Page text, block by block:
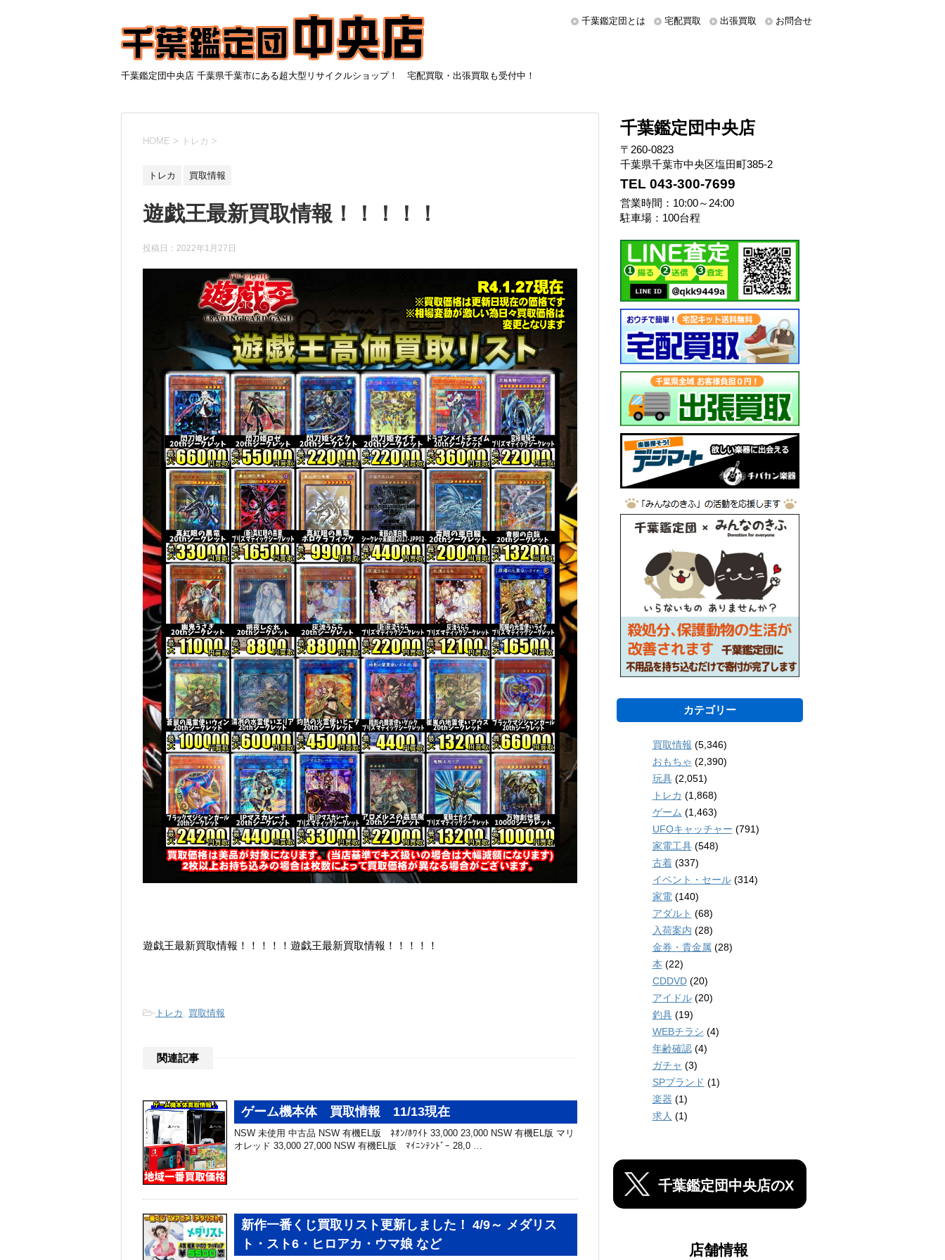
千葉鑑定団中央店 千葉県千葉市にある超大型リサイクルショップ！ 宅配買取・出張買取も受付中！
千葉鑑定団とは 宅配買取 出張買取 お問合せ
HOME > トレカ >
トレカ 買取情報
遊戯王最新買取情報！！！！！
投稿日： 2022年1月27日
遊戯王最新買取情報！！！！！遊戯王最新買取情報！！！！！
- トレカ 買取情報
関連記事
ゲーム機本体 買取情報 11/13現在
NSW 未使用 中古品 NSW 有機EL版 ﾈｵﾝ/ﾎﾜｲﾄ 33,000 23,000 NSW 有機EL版 マリ
オレッド 33,000 27,000 NSW 有機EL版 ﾏｲﾆﾝﾃﾝﾄﾞｰ 28,0 …
新作一番くじ買取リスト更新しました！ 4/9～ メダリス
ト・スト6・ヒロアカ・ウマ娘 など
千葉鑑定団中央店
〒260-0823
千葉県千葉市中央区塩田町385-2
TEL 043-300-7699
営業時間：10:00～24:00
駐車場：100台程
カテゴリー
買取情報 (5,346)
おもちゃ (2,390)
玩具(2,051)
トレカ (1,868)
ゲーム (1,463)
UFOキャッチャー (791)
家電工具(548)
古着(337)
イベント・セール(314)
家電(140)
アダルト (68)
入荷案内 (28)
金券・貴金属 (28)
本 (22)
CDDVD(20)
アイドル(20)
釣具(19)
WEBチラシ (4)
年齢確認(4)
ガチャ (3)
SPブランド (1)
楽器 (1)
求人 (1)
千葉鑑定団中央店のX
店舗情報